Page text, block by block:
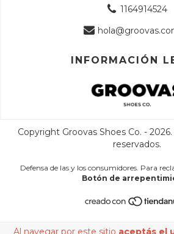
Al navegar por este sitio aceptás el
1164914524
INFORMACIÓN
Copyright Groovas Shoes Co. -
reservados.
Defensa de las y los consumidores. Para
Botón de